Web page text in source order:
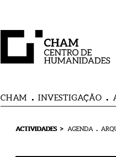
CHAM INVESTIGAÇÃO
ACTIVIDADES > AGENDA